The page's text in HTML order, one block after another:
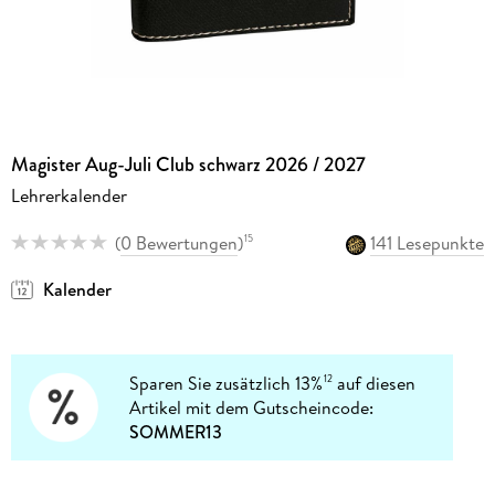
Magister Aug-Juli Club schwarz 2026 / 2027
Lehrerkalender
(0 Bewertungen)15
141 Lesepunkte
Kalender
Sparen Sie zusätzlich 13%12 auf diesen
Artikel mit dem Gutscheincode:
SOMMER13